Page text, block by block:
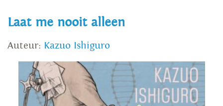
Laat me nooit alleen
Auteur: Kazuo Ishiguro